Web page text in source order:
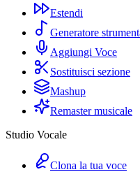
Estendi
Generatore
Aggiungi Voce
Sostituisci sezione
Mashup
Remaster musicale
Studio Vocale
Clona la tua voce